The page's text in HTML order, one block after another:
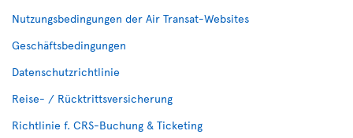
Nutzungsbedingungen der Air Transat-Websites
Geschäftsbedingungen
Datenschutzrichtlinie
Reise- / Rücktrittsversicherung
Richtlinie f. CRS-Buchung & Ticketing